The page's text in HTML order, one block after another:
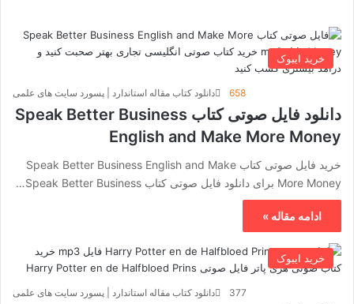
خرید ایبوک
دانلود کتاب مقاله استاندارد | پسورد سایت های علمی
دانلود فایل صوتی کتاب Speak Better Business
English and Make More Money
خرید فایل صوتی کتاب Speak Better Business English and Make
More Money برای دانلود فایل صوتی کتاب Speak Better Business…
ادامه مقاله »
خرید ایبوک
دانلود کتاب مقاله استاندارد | پسورد سایت های علمی